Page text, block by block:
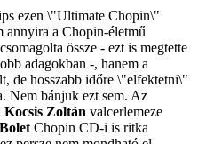
ezen \"Ultimate Chopin\"
annyira a Chopin-életmű
össze - ezt is megtette
adagokban -, hanem a
de hosszabb időre \"elfektetni\"
Nem bánjuk ezt sem. Az
Kocsis Zoltán valcerlemeze
Chopin CD-i is ritka